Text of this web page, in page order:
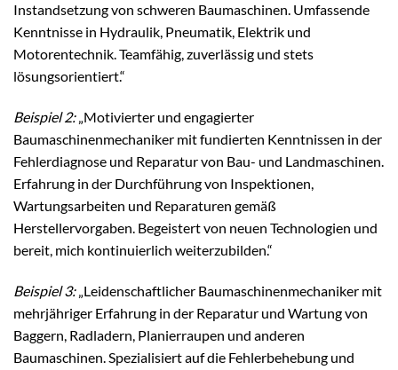
Instandsetzung von schweren Baumaschinen. Umfassende
Kenntnisse in Hydraulik, Pneumatik, Elektrik und
Motorentechnik. Teamfähig, zuverlässig und stets
lösungsorientiert.“
Beispiel 2:„Motivierter und engagierter
Baumaschinenmechaniker mit fundierten Kenntnissen in der
Fehlerdiagnose und Reparatur von Bau- und Landmaschinen.
Erfahrung in der Durchführung von Inspektionen,
Wartungsarbeiten und Reparaturen gemäß
Herstellervorgaben. Begeistert von neuen Technologien und
bereit, mich kontinuierlich weiterzubilden.“
Beispiel 3:„Leidenschaftlicher Baumaschinenmechaniker mit
mehrjähriger Erfahrung in der Reparatur und Wartung von
Baggern, Radladern, Planierraupen und anderen
Baumaschinen. Spezialisiert auf die Fehlerbehebung und